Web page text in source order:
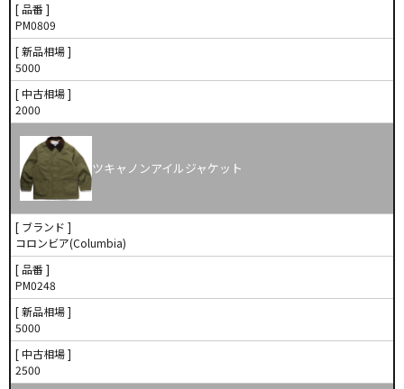
[ 品番 ]
PM0809
[ 新品相場 ]
5000
[ 中古相場 ]
2000
ツキャノンアイルジャケット
[ ブランド ]
コロンビア(Columbia)
[ 品番 ]
PM0248
[ 新品相場 ]
5000
[ 中古相場 ]
2500